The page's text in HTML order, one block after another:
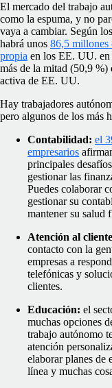
El mercado del trabajo
como la espuma, y no
vaya a cambiar. Según
habrá unos 86,5 millones
propia en los EE. UU. en
más de la mitad (50,9
activa de EE. UU.
Hay trabajadores
pero algunos de los más
Contabilidad: el
empresarios
principales
gestionar las
Puedes colaborar
gestionar su
mantener su salud
Atención al
contacto con la
empresas a
telefónicas y
clientes.
Educación: el
muchas opciones
trabajo autónomo
atención
elaborar planes de
línea y muchas